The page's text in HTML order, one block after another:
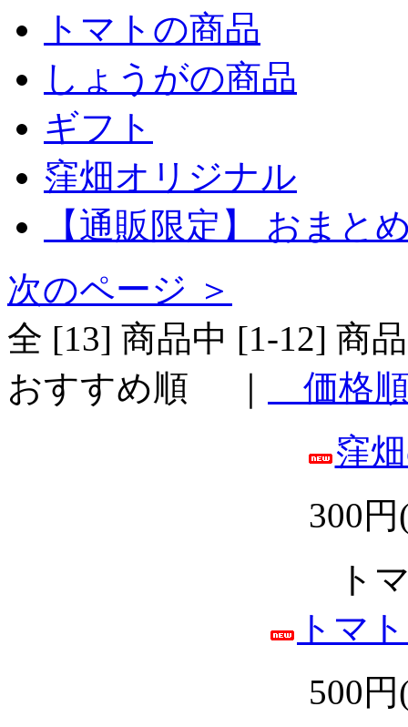
トマトの商品
しょうがの商品
ギフト
窪畑オリジナル
【通販限定】 おまと
次のページ ＞
全 [13] 商品中 [1-12]
おすすめ順
価格
窪
300
ト
トマ
500